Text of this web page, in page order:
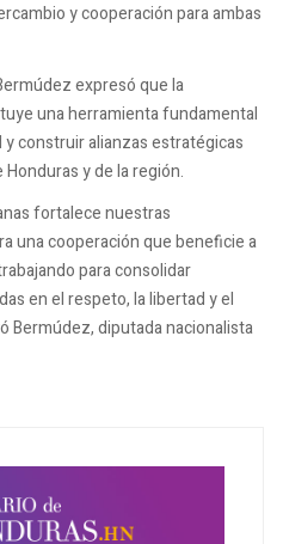
y cooperación para ambas
expresó que la
una herramienta fundamental
construir alianzas estratégicas
y de la región.
fortalece nuestras
una cooperación que beneficie a
para consolidar
en el respeto, la libertad y el
Bermúdez, diputada nacionalista